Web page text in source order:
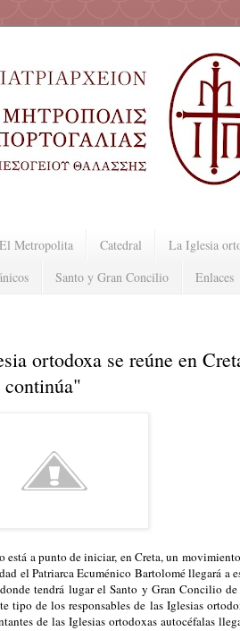
El Metropolita Catedral La Iglesia
Santo y Gran Concilio Enlaces
ortodoxa se reúne en
está a punto de iniciar, en Creta, un
el Patriarca Ecuménico Bartolomé llegará a
tendrá lugar el Santo y Gran Concilio
tipo de los responsables de las Iglesias
de las Iglesias ortodoxas autocéfalas